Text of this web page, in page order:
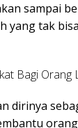
sampai
yang tak
Bagi Orang
dirinya